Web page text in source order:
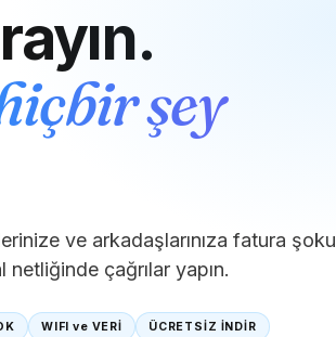
şey
ve arkadaşlarınıza fatura şoku
çağrılar yapın.
WIFI ve VERİ ÜCRETSİZ İNDİR